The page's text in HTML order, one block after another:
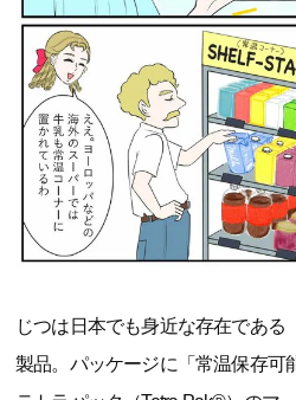
じつは日本でも身近な存在である
製品。パッケージに「常温保存可